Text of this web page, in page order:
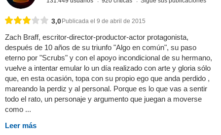
3,0Publicada el 9 de abril de 2015
Zach Braff, escritor-director-productor-actor protagonista,
después de 10 años de su triunfo "Algo en común", su paso
eterno por "Scrubs" y con el apoyo incondicional de su hermano,
vuelve a intentar emular lo un día realizado con arte y gloria sólo
que, en esta ocasión, topa con su propio ego que anda perdido ,
mareando la perdiz y al personal. Porque es lo que vas a sentir
todo el rato, un personaje y argumento que juegan a moverse
como ...
Leer más